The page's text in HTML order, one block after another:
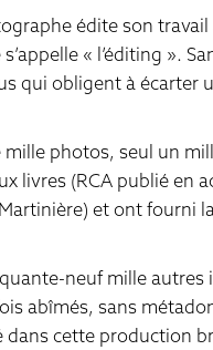
édite son
« l’éditing ».
qui obligent à écarter
mille photos, seul un
livres (RCA publié en
et ont fourni
neuf mille
abîmés, sans
dans cette production